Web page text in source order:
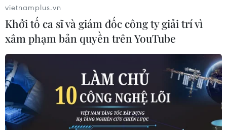
Chuyển đổi số trong thể thao: Xu hướng phát
triển tất yếu
(TTXVN/Vietnam+)
vietnamplus.vn
Khởi tố ca sĩ và giám đốc công ty giải trí vì
xâm phạm bản quyền trên YouTube